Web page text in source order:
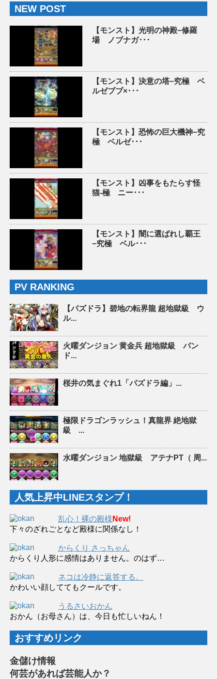
NEW POST
【モンスト】光明の神殿−修羅
場 ノブナガ･･･
【モンスト】決意の塔−究極 ベ
ルゼブブ×･･･
【モンスト】恐怖の巨大機神−究
極 ベルゼ･･･
【モンスト】凶事をもたらす怪
猫-極 ニー･･･
【モンスト】闇に選ばれし覇王
−究極 ベル･･･
PV RANKING
【パズドラ】碧地の転界龍 超地獄級 ウ
ル...
火曜ダンジョン 黄金兵 超地獄級 パン
ド...
桜井の気まぐれ1「パズドラ編」...
極限ドラゴンラッシュ！真龍界 絶地獄
級 ...
水曜ダンジョン 地獄級 アテナPT（ 周...
人気上昇中LINEスタンプ！
乱心！裸の殿様 New!
下々のざれごとなど殿様に関係なし！
からくり さっちゃん
からくり人形に感情はありません。のはず…
ネコは冷静に返答する。
かわいい顔しててもクールです。
うるさいおかん
おかん（お母さん）は、今日も忙しいねん！
おすすめリンク
金儲け情報
何芸があれば芸能人か？